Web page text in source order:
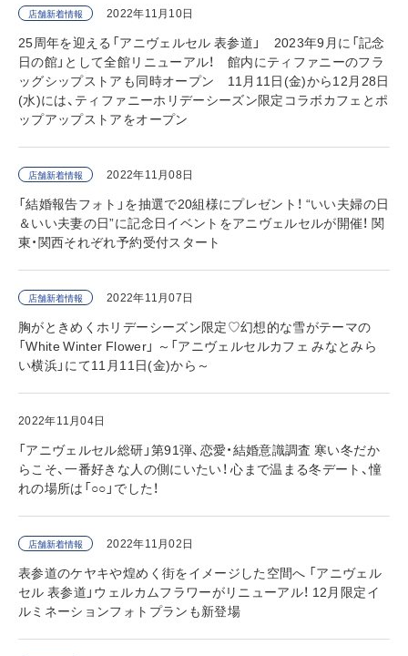
店舗新着情報 2022年11月10日
25周年を迎える「アニヴェルセル 表参道」 2023年9月に「記念
日の館」として全館リニューアル！ 館内にティファニーのフラ
ッグシップストアも同時オープン 11月11日(金)から12月28日
(水)には、ティファニーホリデーシーズン限定コラボカフェとポ
ップアップストアをオープン
店舗新着情報 2022年11月08日
「結婚報告フォト」を抽選で20組様にプレゼント！ “いい夫婦の日
＆いい夫妻の日”に記念日イベントをアニヴェルセルが開催！ 関
東・関西それぞれ予約受付スタート
店舗新着情報 2022年11月07日
胸がときめくホリデーシーズン限定♡幻想的な雪がテーマの
「White Winter Flower」 ～「アニヴェルセルカフェ みなとみら
い横浜」にて11月11日(金)から～
2022年11月04日
「アニヴェルセル総研」第91弾、恋愛・結婚意識調査 寒い冬だか
らこそ、一番好きな人の側にいたい！ 心まで温まる冬デート、憧
れの場所は「○○」でした！
店舗新着情報 2022年11月02日
表参道のケヤキや煌めく街をイメージした空間へ 「アニヴェル
セル 表参道」ウェルカムフラワーがリニューアル！ 12月限定イ
ルミネーションフォトプランも新登場